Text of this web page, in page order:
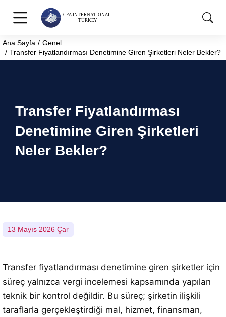
You are here:
Ana Sayfa
Genel
Transfer Fiyatlandırması Denetimine Giren Şirketleri Neler Bekler?
Transfer Fiyatlandırması
Denetimine Giren Şirketleri
Neler Bekler?
13 Mayıs 2026 Çar
Transfer fiyatlandırması denetimine giren şirketler için
süreç yalnızca vergi incelemesi kapsamında yapılan
teknik bir kontrol değildir. Bu süreç; şirketin ilişkili
taraflarla gerçekleştirdiği mal, hizmet, finansman,